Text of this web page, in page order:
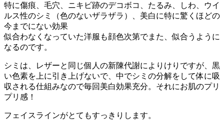
特に傷痕、毛穴、ニキビ跡のデコボコ、たるみ、しわ、ウイ
ルス性のシミ（色のないザラザラ）、美白に特に驚くほどの
今までにない効果
似合わなくなっていた洋服も顔色次第でまた、似合うように
なるのです。
シミは、レザーと同じ個人の新陳代謝によりけりですが、黒
い色素を上に引き上げないで、中でシミの分解をして体に吸
収される仕組みなので毎回美白効果充分。それにお肌のプリ
プリ感！
フェイスラインがとてもすっきりします。